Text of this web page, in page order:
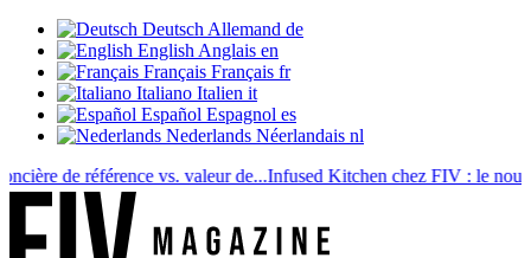
Deutsch Allemand de
English Anglais en
Français Français fr
Italiano Italien it
Español Espagnol es
Nederlands Néerlandais nl
de référence vs. valeur de...Infused Kitchen chez FIV : le